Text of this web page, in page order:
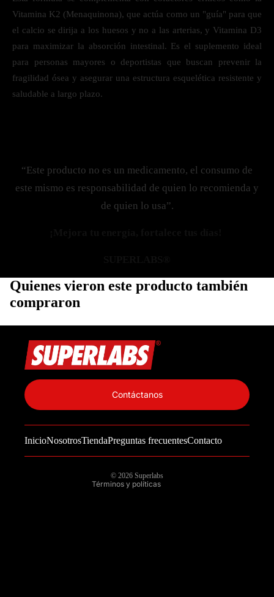
Vitamina K2 (Menaquinona), que actúa como un "guía" para que
el calcio se dirija a los huesos y no a las arterias, y Vitamina D3
para maximizar la absorción intestinal. Es el suplemento ideal
para personas mayores o deportistas que buscan prevenir la
fragilidad ósea y asegurar una estructura esquelética resistente y
saludable a largo plazo.
“Este producto no es un medicamento, el consumo de
este mismo es responsabilidad de quien lo recomienda y
de quien lo usa”.
Quienes vieron este producto también
compraron
InicioNosotrosTiendaPreguntas frecuentesContacto
Contáctanos
© 2026 Superlabs
Términos y políticas
Información de contacto
Política de reembolso
Términos del servicio
Política de envío